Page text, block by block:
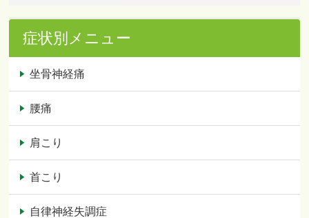
症状別メニュー
坐骨神経痛
腰痛
肩こり
首こり
自律神経失調症